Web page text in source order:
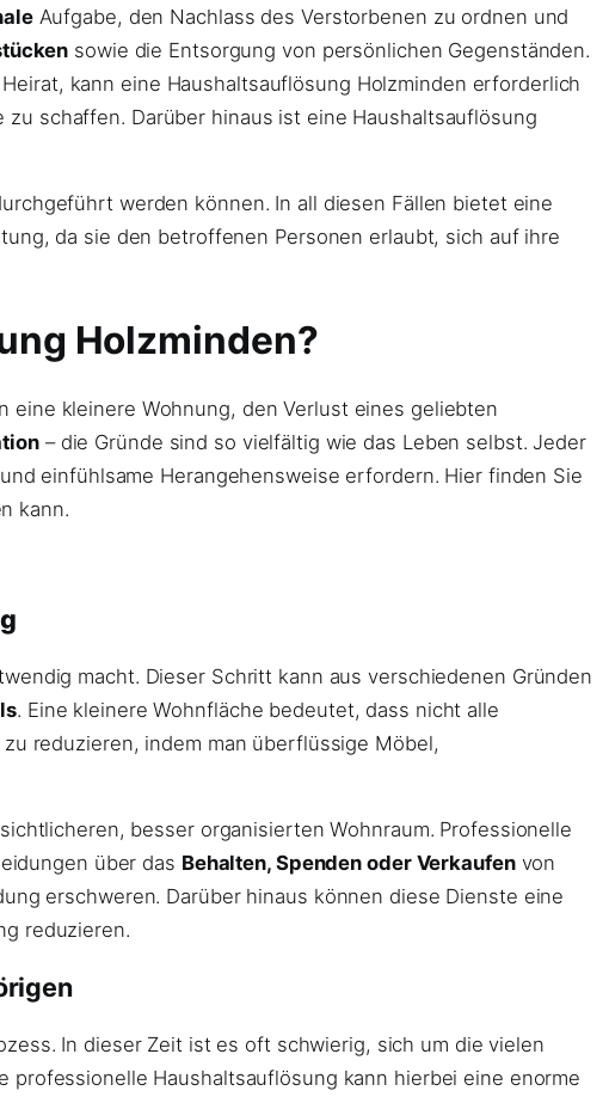
Aufgabe, den Nachlass des Verstorbenen zu ordnen und
sowie die Entsorgung von persönlichen Gegenständen.
kann eine Haushaltsauflösung Holzminden erforderlich
schaffen. Darüber hinaus ist eine Haushaltsauflösung
werden können. In all diesen Fällen bietet eine
da sie den betroffenen Personen erlaubt, sich auf ihre
Holzminden?
eine kleinere Wohnung, den Verlust eines geliebten
– die Gründe sind so vielfältig wie das Leben selbst. Jeder
einfühlsame Herangehensweise erfordern. Hier finden Sie
kann.
macht. Dieser Schritt kann aus verschiedenen Gründen
. Eine kleinere Wohnfläche bedeutet, dass nicht alle
reduzieren, indem man überflüssige Möbel,
besser organisierten Wohnraum. Professionelle
über das Behalten, Spenden oder Verkaufenvon
erschweren. Darüber hinaus können diese Dienste eine
reduzieren.
In dieser Zeit ist es oft schwierig, sich um die vielen
Haushaltsauflösung kann hierbei eine enorme